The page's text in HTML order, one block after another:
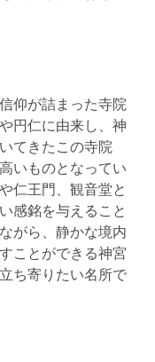
仰が詰まった寺院
円仁に由来し、神
てきたこの寺院
いものとなってい
仁王門、観音堂と
感銘を与えること
がら、静かな境内
ことができる神宮
ち寄りたい名所で